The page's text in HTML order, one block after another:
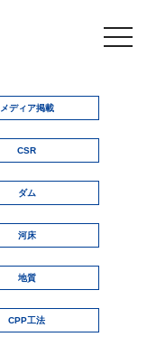
メディア掲載
CSR
ダム
河床
地質
CPP工法